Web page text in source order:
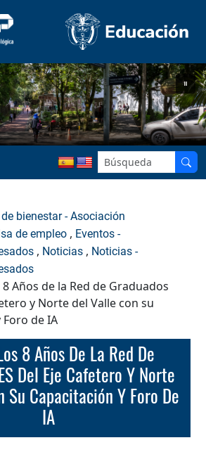
bienestar - Asociación
de empleo , Eventos -
, Noticias , Noticias -
Años de la Red de Graduados
y Norte del Valle con su
de IA
Del Eje Cafetero Y Norte
Su Capacitación Y Foro De
IA